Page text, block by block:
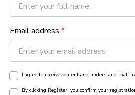
Email address *
I agree to receive content and understand that I
By clicking Register, you confirm your